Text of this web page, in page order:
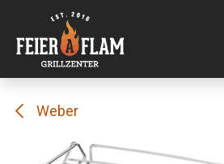
Se rendre au contenu
Weber